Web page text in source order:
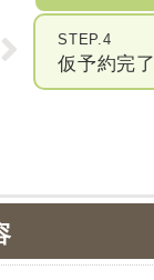
STEP.4
仮予約完了